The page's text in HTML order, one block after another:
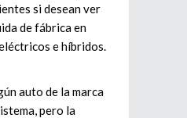
si desean ver
de fábrica en
e híbridos.
auto de la marca
pero la